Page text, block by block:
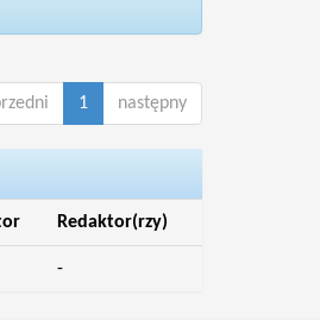
1 następny
Redaktor(rzy)
-